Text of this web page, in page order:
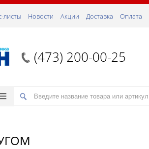
листы Новости Акции Доставка Оплата
(473) 200-00-25